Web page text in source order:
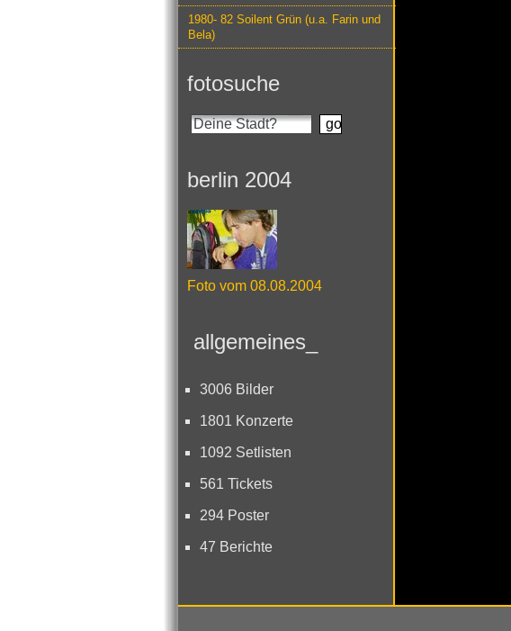
1980- 82 Soilent Grün (u.a. Farin und
Bela)
fotosuche
berlin 2004
Foto vom 08.08.2004
allgemeines_
3006 Bilder
1801 Konzerte
1092 Setlisten
561 Tickets
294 Poster
47 Berichte